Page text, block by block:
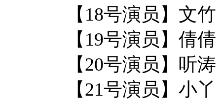
【18号演员】文
【19号演员】倩
【20号演员】听
【21号演员】小